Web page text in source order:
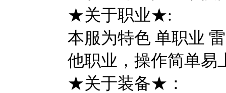
★关于职业★:
本服为特色 单职业
他职业，操作简单易
★关于装备★：